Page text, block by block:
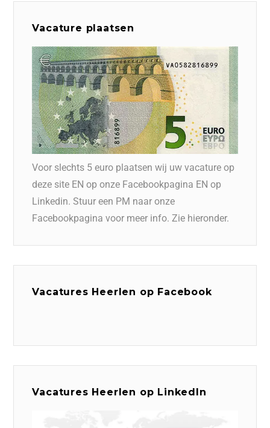
Vacature plaatsen
Voor slechts 5 euro plaatsen wij uw vacature op
deze site EN op onze Facebookpagina EN op
Linkedin. Stuur een PM naar onze
Facebookpagina voor meer info. Zie hieronder.
Vacatures Heerlen op Facebook
Vacatures Heerlen op LinkedIn